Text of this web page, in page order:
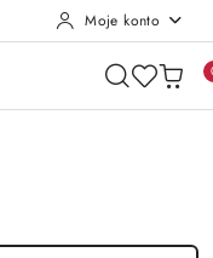
Moje konto